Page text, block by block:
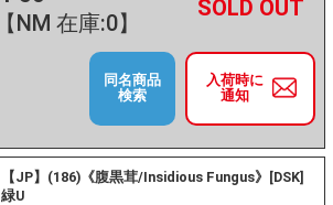
【NM 在庫:0】
－ +
入荷時に
通知
同名商品
検索
【JP】(186)《腹黒茸/Insidious Fungus》[DSK]
緑U